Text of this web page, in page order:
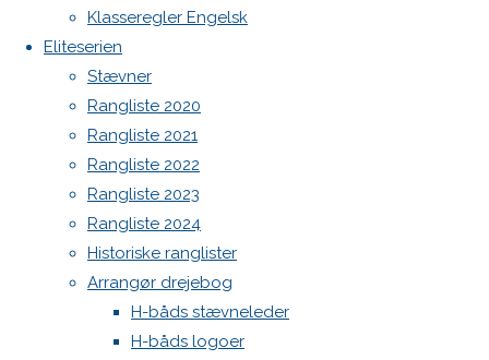
Klasseregler Engelsk
Eliteserien
Stævner
Rangliste 2020
Rangliste 2021
Rangliste 2022
Rangliste 2023
Rangliste 2024
Historiske ranglister
Arrangør drejebog
H-båds stævneleder
H-båds logoer
Previous
image
Next
image
Skriv
et
svar
WordPress.org